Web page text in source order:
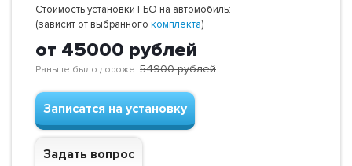
Стоимость установки ГБО на автомобиль:
(зависит от выбранного комплекта)
от 45000 рублей
Раньше было дороже: 54900рублей
Записатся на установку
Задать вопрос